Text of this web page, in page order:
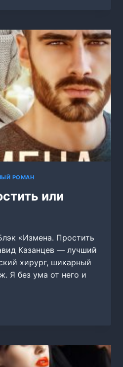
РОМАН
или
«Измена. Простить
Казанцев — лучший
хирург, шикарный
Я без ума от него и